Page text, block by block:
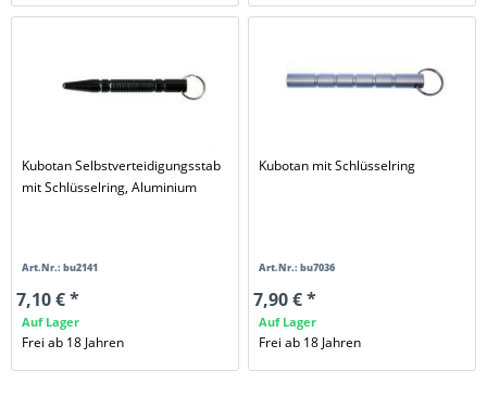
Kubotan Selbstverteidigungsstab
mit Schlüsselring, Aluminium
Art.Nr.: bu2141
7,10 € *
Auf Lager
Frei ab 18 Jahren
Kubotan mit Schlüsselring
Art.Nr.: bu7036
7,90 € *
Auf Lager
Frei ab 18 Jahren